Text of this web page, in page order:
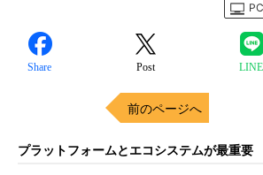
Share Post LINE
前のページへ
プラットフォームとエコシステムが最重要